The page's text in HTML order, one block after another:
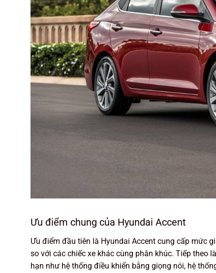
Ưu điểm chung của Hyundai Accent
Ưu điểm đầu tiên là Hyundai Accent cung cấp mức
so với các chiếc xe khác cùng phân khúc. Tiếp theo
hạn như hệ thống điều khiển bằng giọng nói, hệ